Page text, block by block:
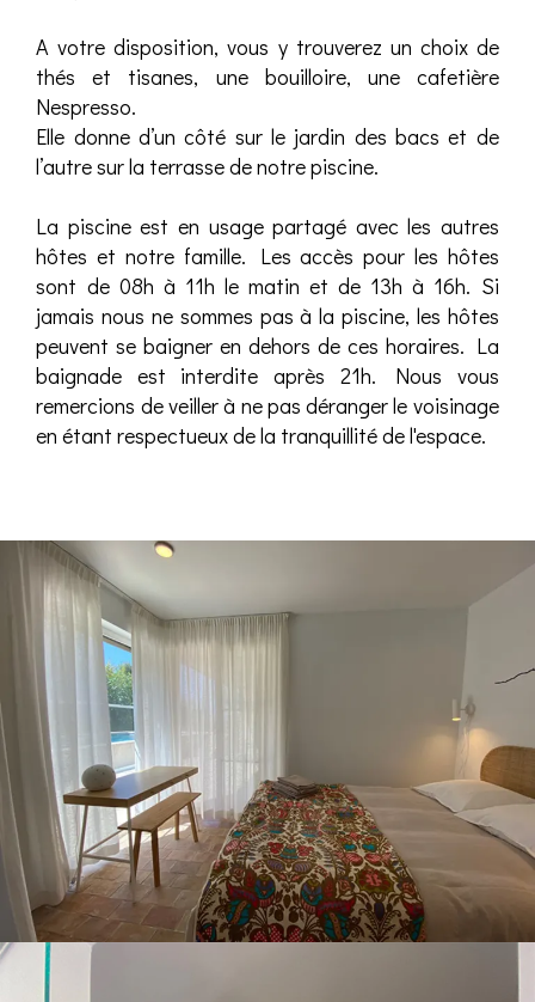
A votre disposition, vous y trouverez un choix de
thés et tisanes, une bouilloire, une cafetière
Nespresso.
Elle donne d’un côté sur le jardin des bacs et de
l’autre sur la terrasse de notre piscine.
La piscine est en usage partagé avec les autres
hôtes et notre famille. Les accès pour les hôtes
sont de 08h à 11h le matin et de 13h à 16h. Si
jamais nous ne sommes pas à la piscine, les hôtes
peuvent se baigner en dehors de ces horaires. La
baignade est interdite après 21h. Nous vous
remercions de veiller à ne pas déranger le voisinage
en étant respectueux de la tranquillité de l'espace.